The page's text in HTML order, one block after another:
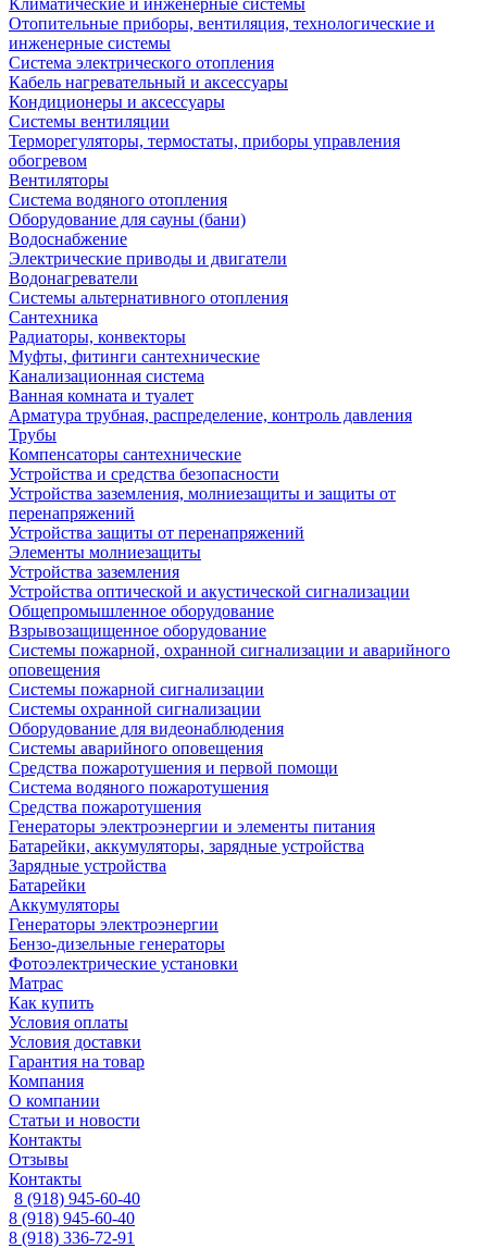
Климатические и инженерные системы
Отопительные приборы, вентиляция, технологические и
инженерные системы
Система электрического отопления
Кабель нагревательный и аксессуары
Кондиционеры и аксессуары
Системы вентиляции
Терморегуляторы, термостаты, приборы управления
обогревом
Вентиляторы
Система водяного отопления
Оборудование для сауны (бани)
Водоснабжение
Электрические приводы и двигатели
Водонагреватели
Системы альтернативного отопления
Сантехника
Радиаторы, конвекторы
Муфты, фитинги сантехнические
Канализационная система
Ванная комната и туалет
Арматура трубная, распределение, контроль давления
Трубы
Компенсаторы сантехнические
Устройства и средства безопасности
Устройства заземления, молниезащиты и защиты от
перенапряжений
Устройства защиты от перенапряжений
Элементы молниезащиты
Устройства заземления
Устройства оптической и акустической сигнализации
Общепромышленное оборудование
Взрывозащищенное оборудование
Системы пожарной, охранной сигнализации и аварийного
оповещения
Системы пожарной сигнализации
Системы охранной сигнализации
Оборудование для видеонаблюдения
Системы аварийного оповещения
Средства пожаротушения и первой помощи
Система водяного пожаротушения
Средства пожаротушения
Генераторы электроэнергии и элементы питания
Батарейки, аккумуляторы, зарядные устройства
Зарядные устройства
Батарейки
Аккумуляторы
Генераторы электроэнергии
Бензо-дизельные генераторы
Фотоэлектрические установки
Матрас
Как купить
Условия оплаты
Условия доставки
Гарантия на товар
Компания
О компании
Статьи и новости
Контакты
Отзывы
Контакты
8 (918) 945-60-40
8 (918) 945-60-40
8 (918) 336-72-91